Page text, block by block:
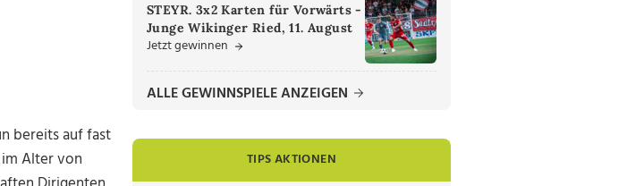
bereits auf fast
Alter von
STEYR. 3x2 Karten für Vorwärts -
Junge Wikinger Ried, 11. August
Jetzt gewinnen
ALLE GEWINNSPIELE ANZEIGEN
TIPS AKTIONEN